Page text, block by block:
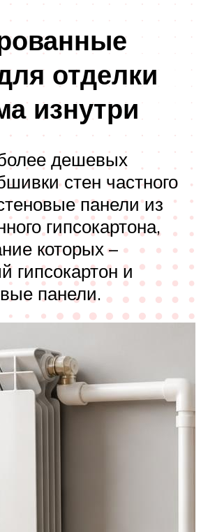
отделки
изнутри
дешевых
стен частного
панели из
гипсокартона,
которых –
гипсокартон и
панели.